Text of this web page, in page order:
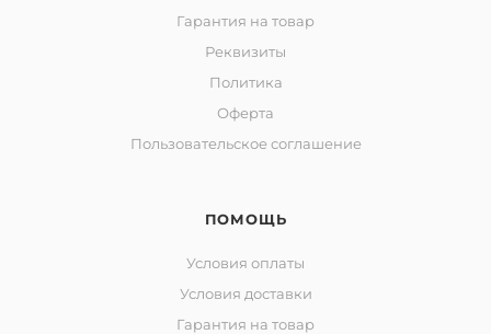
Гарантия на товар
Реквизиты
Политика
Оферта
Пользовательское соглашение
ПОМОЩЬ
Условия оплаты
Условия доставки
Гарантия на товар